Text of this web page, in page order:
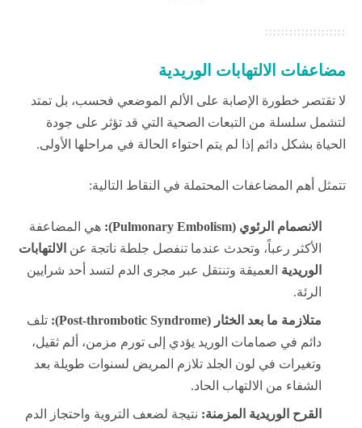
مضاعفات الالتهابات الوريدية
لا تقتصر خطورة الإصابة على الألم الموضعي فحسب، بل تمتد
لتشمل سلسلة من التبعات الصحية التي قد تؤثر على جودة
الحياة بشكل دائم إذا لم يتم احتواء الحالة في مراحلها الأولى.
تتمثل أهم المضاعفات المحتملة في النقاط التالية:
الانصمام الرئوي (Pulmonary Embolism):
هي المضاعفة
الأكثر رعباً، وتحدث عندما تنفصل جلطة ناتجة عن الالتهابات
الوريدية العميقة وتنتقل عبر مجرى الدم لتسد أحد شرايين
الرئة.
متلازمة ما بعد الخثار (Post-thrombotic Syndrome):
تلف
دائم في صمامات الوريد يؤدي إلى تورم مزمن، ألم ثقيل،
وتغيرات في لون الجلد تلازم المريض لسنوات طويلة بعد
الشفاء من الالتهاب الحاد.
القرح الوريدية المزمنة: نتيجة لضعف التروية واحتجاز الدم